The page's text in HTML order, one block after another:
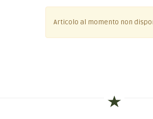
Articolo al momento non